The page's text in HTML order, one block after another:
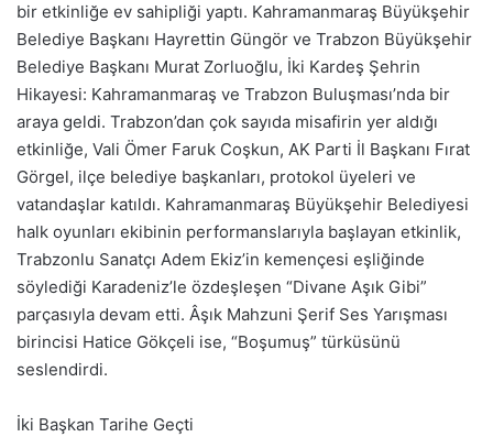
bir etkinliğe ev sahipliği yaptı. Kahramanmaraş Büyükşehir
Belediye Başkanı Hayrettin Güngör ve Trabzon Büyükşehir
Belediye Başkanı Murat Zorluoğlu, İki Kardeş Şehrin
Hikayesi: Kahramanmaraş ve Trabzon Buluşması’nda bir
araya geldi. Trabzon’dan çok sayıda misafirin yer aldığı
etkinliğe, Vali Ömer Faruk Coşkun, AK Parti İl Başkanı Fırat
Görgel, ilçe belediye başkanları, protokol üyeleri ve
vatandaşlar katıldı. Kahramanmaraş Büyükşehir Belediyesi
halk oyunları ekibinin performanslarıyla başlayan etkinlik,
Trabzonlu Sanatçı Adem Ekiz’in kemençesi eşliğinde
söylediği Karadeniz’le özdeşleşen “Divane Aşık Gibi”
parçasıyla devam etti. Âşık Mahzuni Şerif Ses Yarışması
birincisi Hatice Gökçeli ise, “Boşumuş” türküsünü
seslendirdi.
İki Başkan Tarihe Geçti